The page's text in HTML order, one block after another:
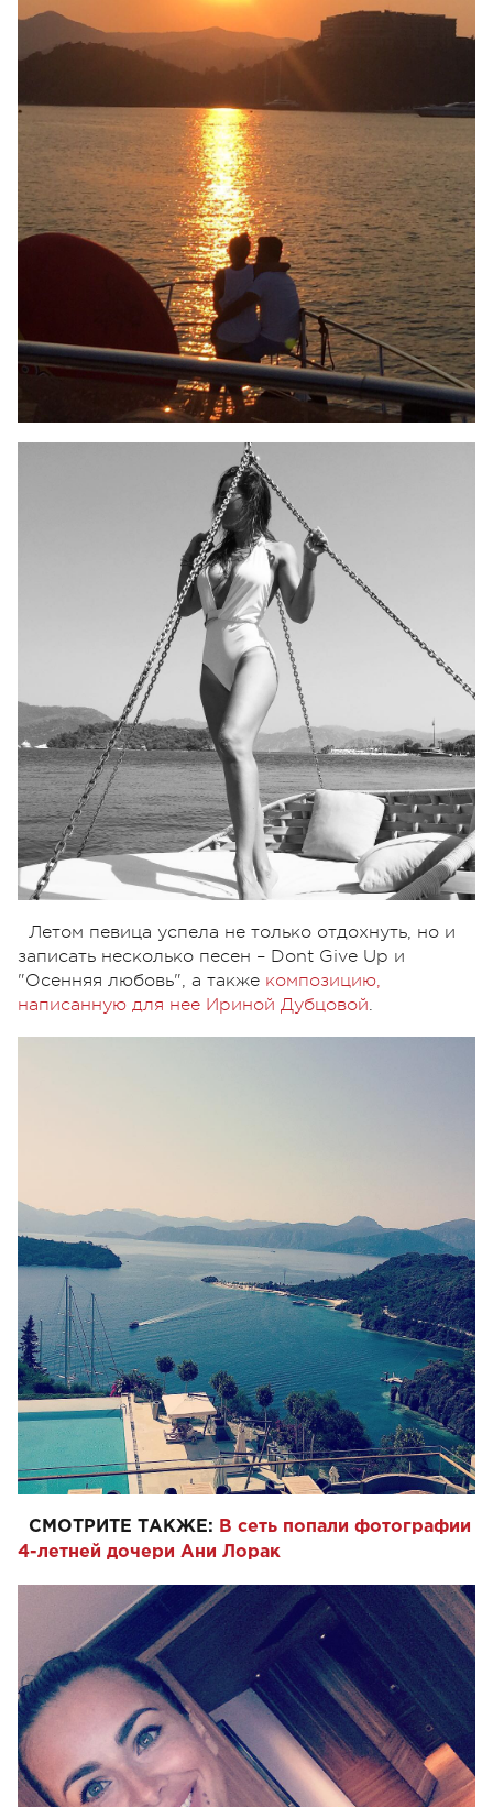
Летом певица успела не только отдохнуть, но и
записать несколько песен – Dont Give Up и
"Осенняя любовь", а также композицию,
написанную для нее Ириной Дубцовой.
СМОТРИТЕ ТАКЖЕ: В сеть попали фотографии
4-летней дочери Ани Лорак